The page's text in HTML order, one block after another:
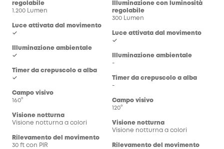
regolabile
1.200 Lumen
Luce attivata dal movimento
✓
Illuminazione ambientale
✓
Timer da crepuscolo a alba
✓
Campo visivo
160°
Visione notturna
Visione notturna a colori
Rilevamento del movimento
30 ft con PIR
Illuminazione con luminosità
regolabile
300 Lumen
Luce attivata dal movimento
✓
Illuminazione ambientale
-
Timer da crepuscolo a alba
-
Campo visivo
120°
Visione notturna
Visione notturna a colori
Rilevamento del movimento